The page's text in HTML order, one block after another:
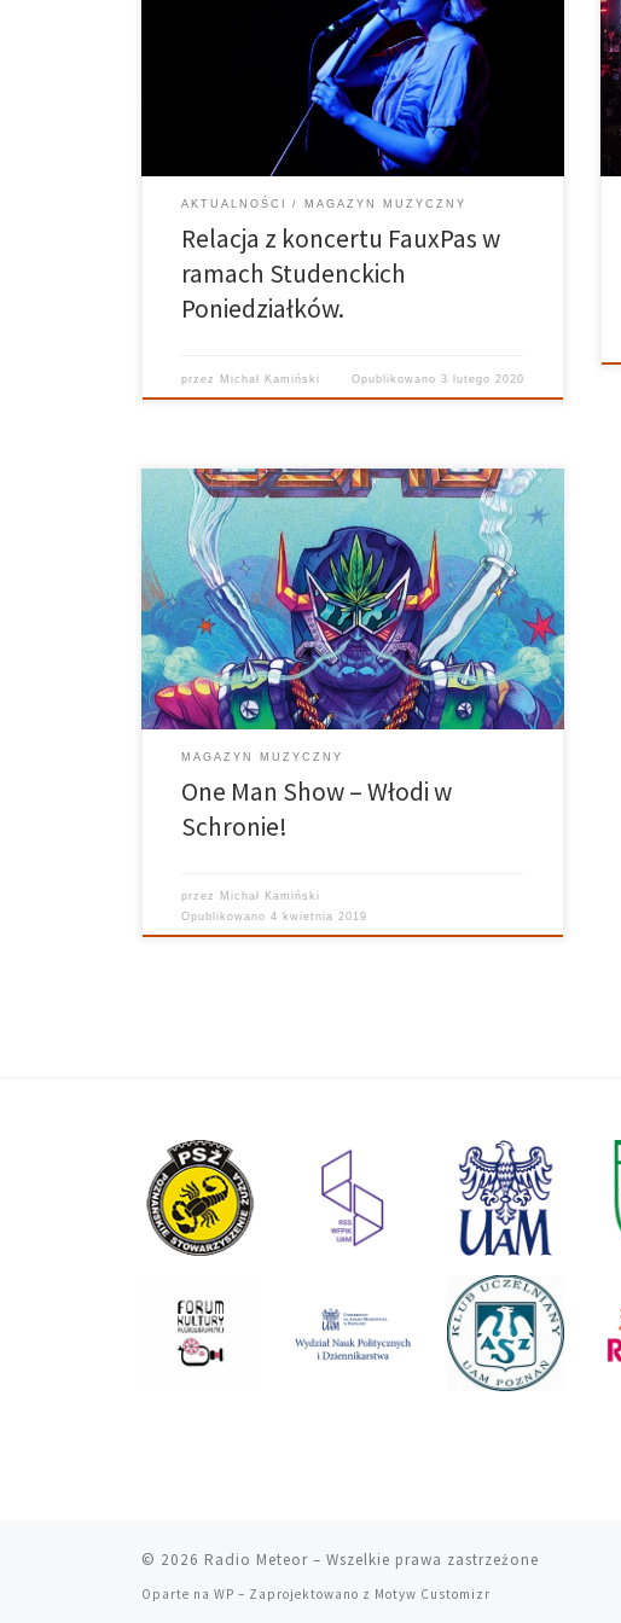
przeglądałem wydarzenia, które niedługo mają
odbyć się w Poznaniu. Moją uwagę przykuły
Studenckie Poniedziałki, a dokładniej toruński zespół,
który miał wystąpić w poniedziałkowy wieczór, w
ramach studenckiego cyklu koncertów.
AKTUALNOŚCI MAGAZYN MUZYCZNY
Relacja z koncertu FauxPas w
ramach Studenckich
Poniedziałków.
przez Michał Kamiński Opublikowano 3 lutego 2020
Ciężka, psychodeliczna, surowa stylistyka i artystyczna
wizja. To słowa, którymi można opisać nie tylko
poznański klub Schron, ale również ostatnią Ep’kę
legendy polskiego rapu – Włodiego, pod tytułem
„OSAD”. Nie bez przyczyny porównałem te dwie
rzeczy, bo właśnie w Schronie, […]
MAGAZYN MUZYCZNY
One Man Show – Włodi w
Schronie!
przez Michał Kamiński
Opublikowano4 kwietnia 2019
© 2026 Radio Meteor – Wszelkie prawa zastrzeżone
Oparte na WP – Zaprojektowano z Motyw Customizr